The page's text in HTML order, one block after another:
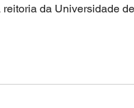
da Universidade